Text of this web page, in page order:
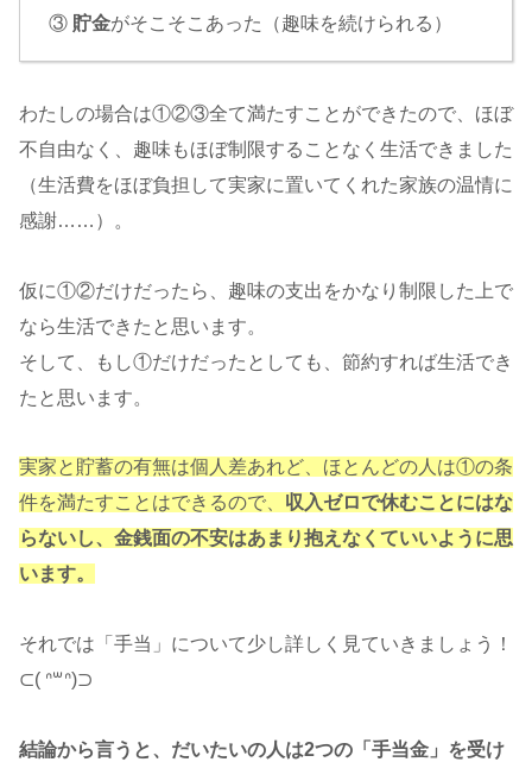
③ 貯金がそこそこあった（趣味を続けられる）
わたしの場合は①②③全て満たすことができたので、ほぼ
不自由なく、趣味もほぼ制限することなく生活できました
（生活費をほぼ負担して実家に置いてくれた家族の温情に
感謝……）。
仮に①②だけだったら、趣味の支出をかなり制限した上で
なら生活できたと思います。
そして、もし①だけだったとしても、節約すれば生活でき
たと思います。
実家と貯蓄の有無は個人差あれど、ほとんどの人は①の条
件を満たすことはできるので、 収入ゼロで休むことにはな
らないし、金銭面の不安はあまり抱えなくていいように思
います。
それでは「手当」について少し詳しく見ていきましょう！
⊂( ᐢ꒳ᐢ)⊃
結論から言うと、だいたいの人は2つの「手当金」を受け